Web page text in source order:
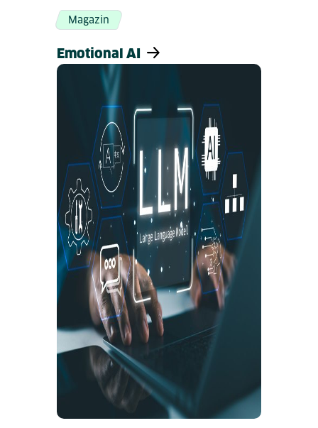
Magazin
Emotional AI